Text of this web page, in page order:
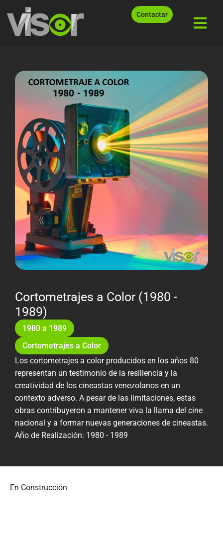
Contactar
Cortometrajes a Color (1980 -
1989)
1980 a 1989
Cortometrajes a Color
Los cortometrajes a color producidos en los años 80
representan un testimonio de la resiliencia y la
creatividad de los cineastas venezolanos en un
contexto adverso. A pesar de las limitaciones, estas
obras contribuyeron a mantener viva la llama del cine
nacional y a formar nuevas generaciones de cineastas.
Año de Realización: 1980 - 1989
En Construcción